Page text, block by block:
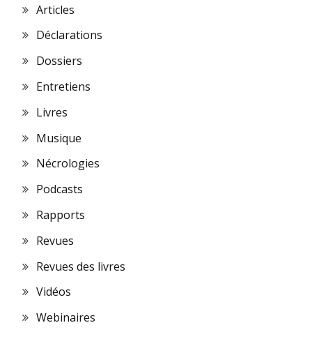
Articles
Déclarations
Dossiers
Entretiens
Livres
Musique
Nécrologies
Podcasts
Rapports
Revues
Revues des livres
Vidéos
Webinaires